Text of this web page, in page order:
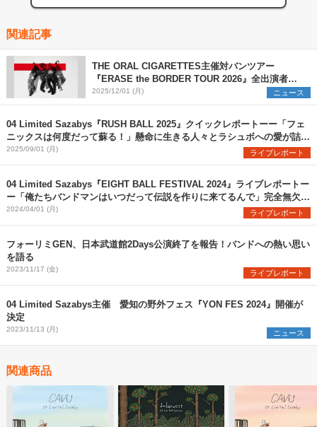
関連記事
THE ORAL CIGARETTES主催対バンツアー
『ERASE the BORDER TOUR 2026』全出演者を
解禁 TK from 凛として時雨ら3組の参加を新たに発
表
2025/12/01 (月) ニュース
04 Limited Sazabys『RUSH BALL 2025』クイックレポートーー「フェ
ニックスは何度だって蘇る！」懸命に生きる人々とラシュボへの愛が詰ま
った珠玉のステージ
2025/09/01 (月) ライブレポート
04 Limited Sazabys『EIGHT BALL FESTIVAL 2024』ライブレポートー
ー「俺たちバンドマンはいつだって伝説を作りに来てるんで」完全無欠の
フォーリミここに在り
2024/04/01 (月) ライブレポート
フォーリミGEN、日本武道館2Days公演終了を報告！バンドへの熱い思い
を語る
2023/11/17 (金) ライブレポート
04 Limited Sazabys主催 愛知の野外フェス『YON FES 2024』開催が
決定
2023/11/13 (月) ニュース
関連商品